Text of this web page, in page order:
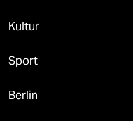
Kultur
Sport
Berlin